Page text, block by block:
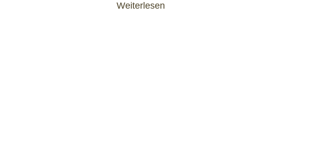
Weiterlesen